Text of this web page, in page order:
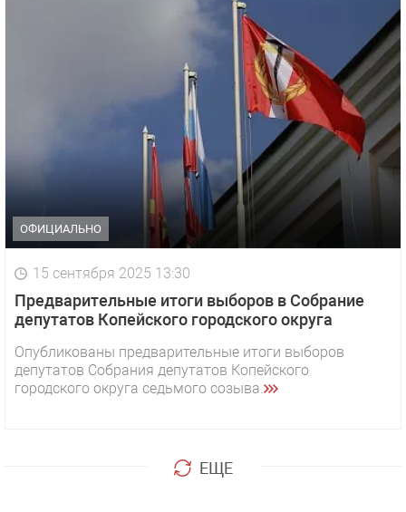
ОФИЦИАЛЬНО
15 сентября 2025 13:30
Предварительные итоги выборов в Собрание
депутатов Копейского городского округа
Опубликованы предварительные итоги выборов
депутатов Собрания депутатов Копейского
городского округа седьмого созыва.
ЕЩЕ